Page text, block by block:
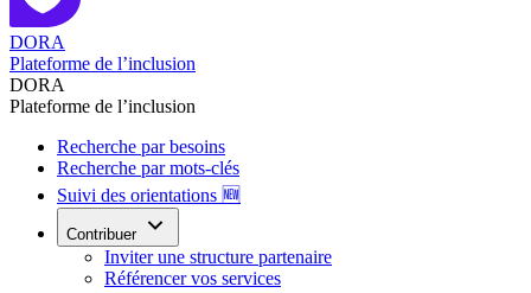
DORA
Plateforme de l’inclusion
DORA
Plateforme de l’inclusion
Recherche par besoins
Recherche par mots-clés
Suivi des orientations 🆕
Contribuer
Inviter une structure partenaire
Référencer vos services